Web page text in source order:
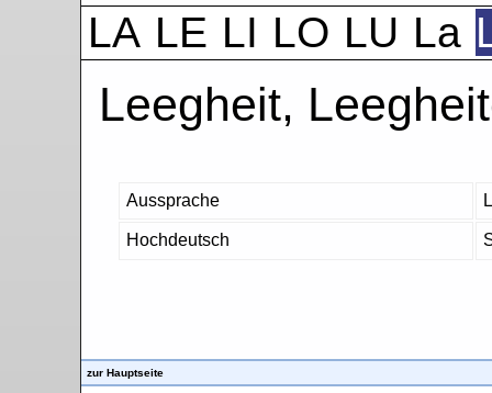
LA LE LI LO LU La
Leegheit,
Aussprache
Hochdeutsch
zur Hauptseite